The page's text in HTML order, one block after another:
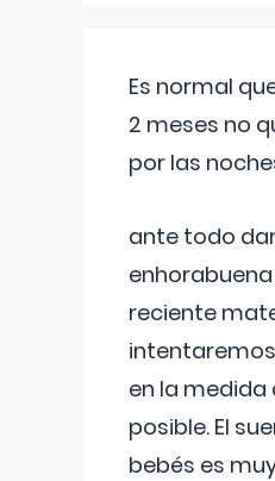
Es normal
2 meses no
por las
ante todo
reciente
en la medida
posible. El
bebés es